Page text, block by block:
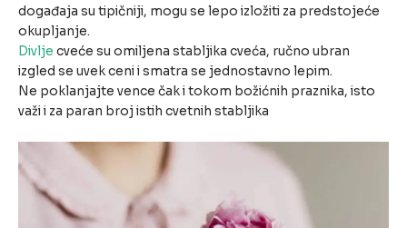
događaja su tipičniji, mogu se lepo izložiti za predstojeće
okupljanje.
Divlje cveće su omiljena stabljika cveća, ručno ubran
izgled se uvek ceni i smatra se jednostavno lepim.
Ne poklanjajte vence čak i tokom božićnih praznika, isto
važi i za paran broj istih cvetnih stabljika